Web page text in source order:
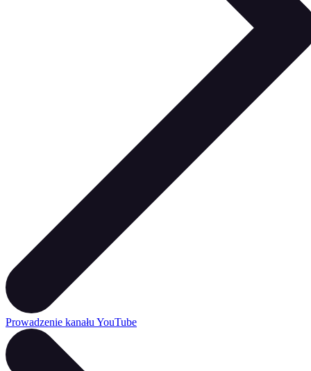
Prowadzenie kanału YouTube